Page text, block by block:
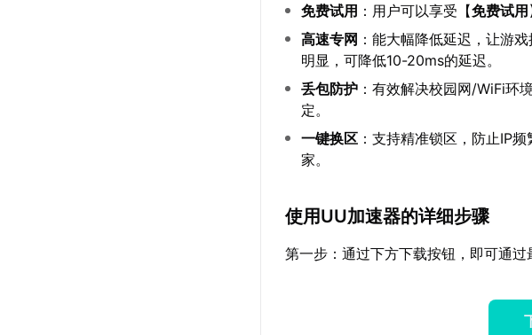
免费试用 ：用户可以享受【免费试用
高速专网 ：能大幅降低延迟，让游
明显，可降低10-20ms的延迟。
丢包防护 ：有效解决校园网/WiFi环
定。
一键换区 ：支持精准锁区，防止IP
家。
使用UU加速器的详细步骤
第一步：通过下方下载按钮，即可通过